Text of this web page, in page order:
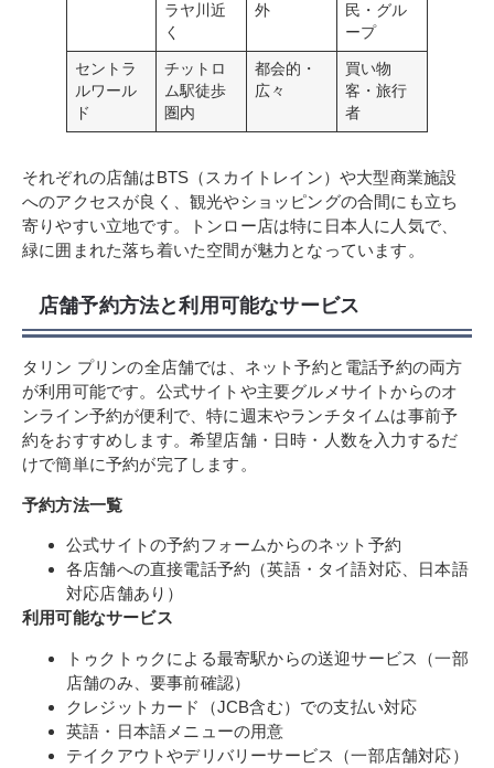
ラヤ川近
く
外
民・グル
ープ
セントラ
ルワール
ド
チットロ
ム駅徒歩
圏内
都会的・
広々
買い物
客・旅行
者
それぞれの店舗はBTS（スカイトレイン）や大型商業施設
へのアクセスが良く、観光やショッピングの合間にも立ち
寄りやすい立地です。トンロー店は特に日本人に人気で、
緑に囲まれた落ち着いた空間が魅力となっています。
店舗予約方法と利用可能なサービス
タリン プリンの全店舗では、ネット予約と電話予約の両方
が利用可能です。公式サイトや主要グルメサイトからのオ
ンライン予約が便利で、特に週末やランチタイムは事前予
約をおすすめします。希望店舗・日時・人数を入力するだ
けで簡単に予約が完了します。
予約方法一覧
公式サイトの予約フォームからのネット予約
各店舗への直接電話予約（英語・タイ語対応、日本語
対応店舗あり）
利用可能なサービス
トゥクトゥクによる最寄駅からの送迎サービス（一部
店舗のみ、要事前確認）
クレジットカード（JCB含む）での支払い対応
英語・日本語メニューの用意
テイクアウトやデリバリーサービス（一部店舗対応）